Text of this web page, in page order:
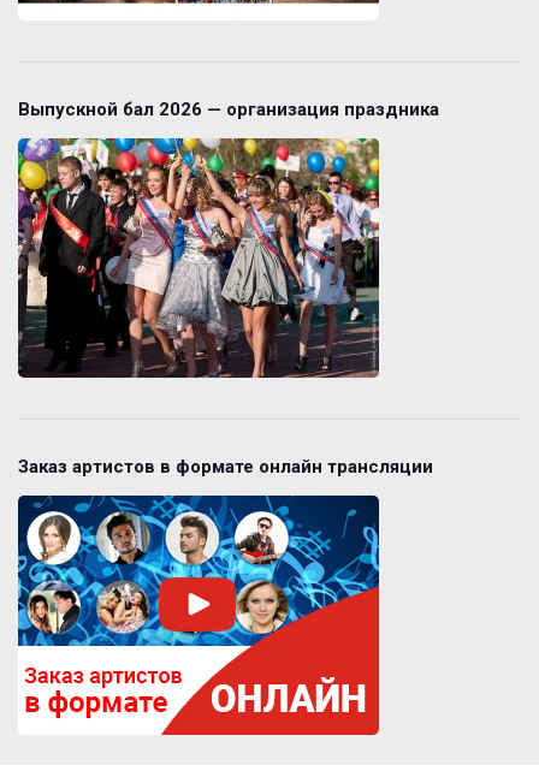
Выпускной бал 2026 — организация праздника
Заказ артистов в формате онлайн трансляции